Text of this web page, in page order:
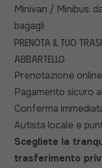
Minivan / Minibus:
bagagli
Prenota il tuo
Abbartello
Prenotazione
Pagamento sicuro
Conferma
Autista locale e
Scegliete la
trasferimento